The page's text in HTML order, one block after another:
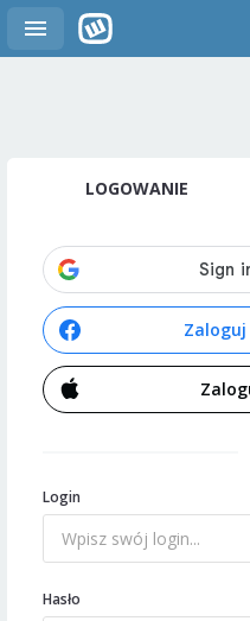
LOGOWANIE
Zaloguj
Login
Hasło